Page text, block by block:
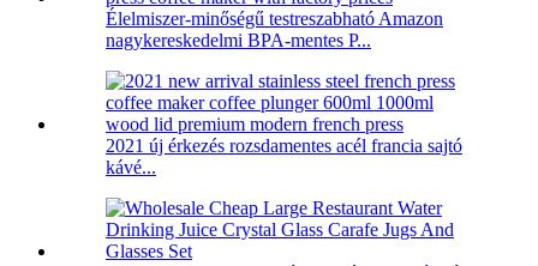
Élelmiszer-minőségű testreszabható Amazon
nagykereskedelmi BPA-mentes P...
2021 új érkezés rozsdamentes acél francia sajtó
kávé...